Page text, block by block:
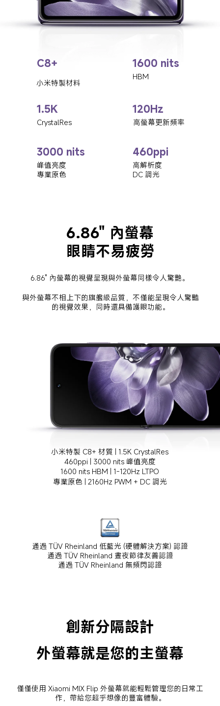
C8+
小米特製材料
1600 nits
HBM
1.5K
CrystalRes
120Hz
高螢幕更新頻率
3000 nits
峰值亮度
專業原色
460ppi
高解析度
DC 調光
6.86" 內螢幕
眼睛不易疲勞
6.86" 內螢幕的視覺呈現與外螢幕同樣令人驚艷。
與外螢幕不相上下的旗艦級品質，不僅能呈現令人驚豔
的視覺效果，同時還具備護眼功能。
小米特製 C8+ 材質 | 1.5K CrystalRes
460ppi | 3000 nits 峰值亮度
1600 nits HBM | 1-120Hz LTPO
專業原色 | 2160Hz PWM + DC 調光
通過 TÜV Rheinland 低藍光 (硬體解決方案) 認證
通過 TÜV Rheinland 晝夜節律友善認證
通過 TÜV Rheinland 無頻閃認證
創新分隔設計
外螢幕就是您的主螢幕
僅僅使用 Xiaomi MIX Flip 外螢幕就能輕鬆管理您的日常工
作，帶給您超乎想像的豐富體驗。